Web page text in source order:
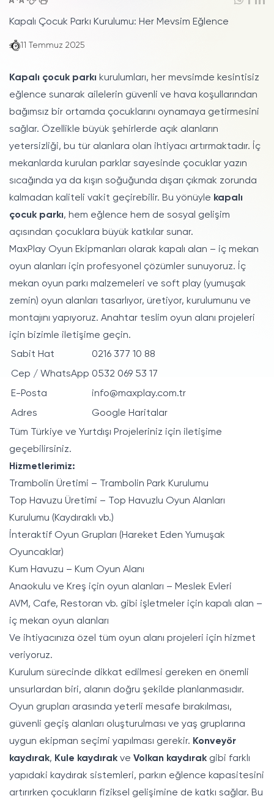
Kapalı Çocuk Parkı Kurulumu: Her Mevsim Eğlence
11 Temmuz 2025
Kapalı çocuk parkı kurulumları, her mevsimde kesintisiz
eğlence sunarak ailelerin güvenli ve hava koşullarından
bağımsız bir ortamda çocuklarını oynamaya getirmesini
sağlar. Özellikle büyük şehirlerde açık alanların
yetersizliği, bu tür alanlara olan ihtiyacı artırmaktadır. İç
mekanlarda kurulan parklar sayesinde çocuklar yazın
sıcağında ya da kışın soğuğunda dışarı çıkmak zorunda
kalmadan kaliteli vakit geçirebilir. Bu yönüyle kapalı
çocuk parkı, hem eğlence hem de sosyal gelişim
açısından çocuklara büyük katkılar sunar.
MaxPlay Oyun Ekipmanları olarak kapalı alan – iç mekan
oyun alanları için profesyonel çözümler sunuyoruz. İç
mekan oyun parkı malzemeleri ve soft play (yumuşak
zemin) oyun alanları tasarlıyor, üretiyor, kurulumunu ve
montajını yapıyoruz. Anahtar teslim oyun alanı projeleri
için bizimle iletişime geçin.
Sabit Hat
0216 377 10 88
Cep / WhatsApp 0532 069 53 17
E-Posta
info@maxplay.com.tr
Adres
Google Haritalar
Tüm Türkiye ve Yurtdışı Projeleriniz için iletişime
geçebilirsiniz.
Hizmetlerimiz:
Trambolin Üretimi – Trambolin Park Kurulumu
Top Havuzu Üretimi – Top Havuzlu Oyun Alanları
Kurulumu (Kaydıraklı vb.)
İnteraktif Oyun Grupları (Hareket Eden Yumuşak
Oyuncaklar)
Kum Havuzu – Kum Oyun Alanı
Anaokulu ve Kreş için oyun alanları – Meslek Evleri
AVM, Cafe, Restoran vb. gibi işletmeler için kapalı alan –
iç mekan oyun alanları
Ve ihtiyacınıza özel tüm oyun alanı projeleri için hizmet
veriyoruz.
Kurulum sürecinde dikkat edilmesi gereken en önemli
unsurlardan biri, alanın doğru şekilde planlanmasıdır.
Oyun grupları arasında yeterli mesafe bırakılması,
güvenli geçiş alanları oluşturulması ve yaş gruplarına
uygun ekipman seçimi yapılması gerekir. Konveyör
kaydırak, Kule kaydırak ve Volkan kaydırak gibi farklı
yapıdaki kaydırak sistemleri, parkın eğlence kapasitesini
artırırken çocukların fiziksel gelişimine de katkı sağlar. Bu